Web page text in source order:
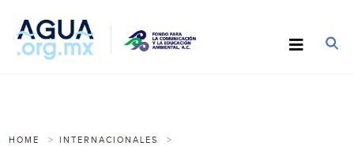
HOME INTERNACIONALES